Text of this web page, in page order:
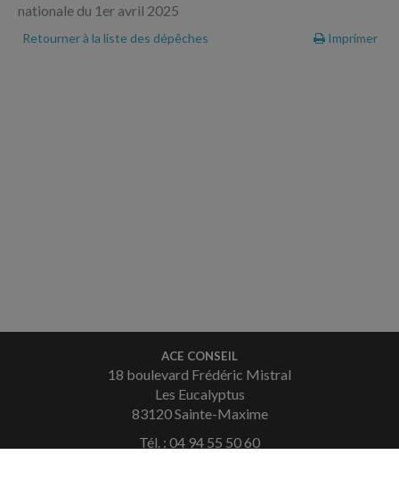
nationale du 1er avril 2025
Retourner à la liste des dépêches Imprimer
ACE CONSEIL
18 boulevard Frédéric Mistral
Les Eucalyptus
83120 Sainte-Maxime
Tél. : 04 94 55 50 60